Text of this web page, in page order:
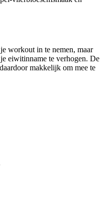
workout in te nemen, maar
eiwitinname te verhogen. De
makkelijk om mee te